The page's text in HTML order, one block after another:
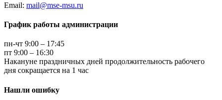
Email: mail@mse-msu.ru
График работы администрации
пн-чт 9:00 – 17:45
пт 9:00 – 16:30
Накануне праздничных дней продолжительность рабочего
дня сокращается на 1 час
Нашли ошибку